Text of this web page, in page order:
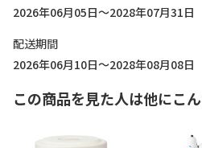
2026年06月05日～2028年07月31日
配送期間
2026年06月10日～2028年08月08日
この商品を見た人は他にこ